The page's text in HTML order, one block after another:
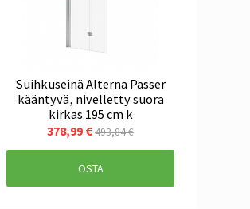
Suihkuseinä Alterna Passer
kääntyvä, nivelletty suora
kirkas 195 cm k
378,99 €493,84 €
OSTA